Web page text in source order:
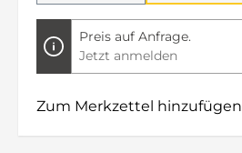
Preis auf Anfrage.
Jetzt anmelden
Zum Merkzettel hinzufügen